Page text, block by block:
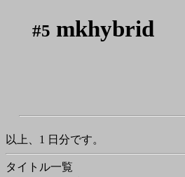
#5 mkhybrid
以上、1 日分です。
タイトル一覧